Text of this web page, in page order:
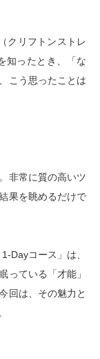
クリフトンストレ
知ったとき、「な
こう思ったことは
非常に質の高いツ
果を眺めるだけで
Dayコース」は、
っている「才能」
回は、その魅力と